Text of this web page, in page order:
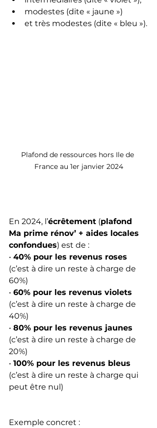
modestes (dite « jaune »)
et très modestes (dite « bleu »).
Plafond de ressources hors Ile de
France au 1er janvier 2024
En 2024, l’écrêtement (plafond
Ma prime rénov’ + aides locales
confondues) est de :
• 40% pour les revenus roses
(c’est à dire un reste à charge de
60%)
• 60% pour les revenus violets
(c’est à dire un reste à charge de
40%)
• 80% pour les revenus jaunes
(c’est à dire un reste à charge de
20%)
• 100% pour les revenus bleus
(c’est à dire un reste à charge qui
peut être nul)
Exemple concret :